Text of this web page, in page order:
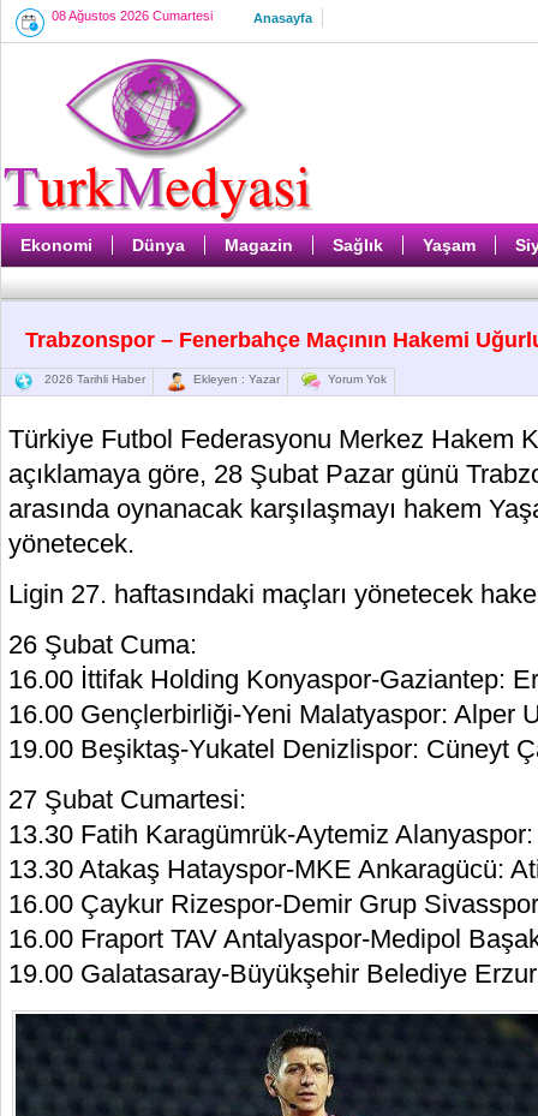
08 Ağustos 2026 Cumartesi Anasayfa
Ekonomi Dünya Magazin Sağlık Yaşam
Trabzonspor – Fenerbahçe Maçının Hakemi
2026 Tarihli Haber Ekleyen : Yazar Yorum Yok
Türkiye Futbol Federasyonu Merkez Hakem
açıklamaya göre, 28 Şubat Pazar günü
arasında oynanacak karşılaşmayı hakem
yönetecek.
Ligin 27. haftasındaki maçları yönetecek
26 Şubat Cuma:
16.00 İttifak Holding Konyaspor-Gaziantep:
16.00 Gençlerbirliği-Yeni Malatyaspor: Alper
19.00 Beşiktaş-Yukatel Denizlispor: Cüneyt
27 Şubat Cumartesi:
13.30 Fatih Karagümrük-Aytemiz
13.30 Atakaş Hatayspor-MKE Ankaragücü:
16.00 Çaykur Rizespor-Demir Grup
16.00 Fraport TAV Antalyaspor-Medipol
19.00 Galatasaray-Büyükşehir Belediye